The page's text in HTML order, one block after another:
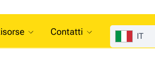
Contatti IT